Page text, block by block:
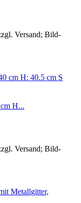
Versand; Bild-
H...
Versand; Bild-